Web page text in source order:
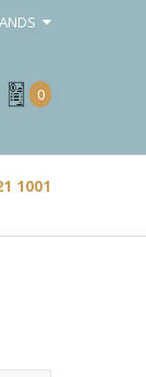
Mijn
Offerte
0
1001